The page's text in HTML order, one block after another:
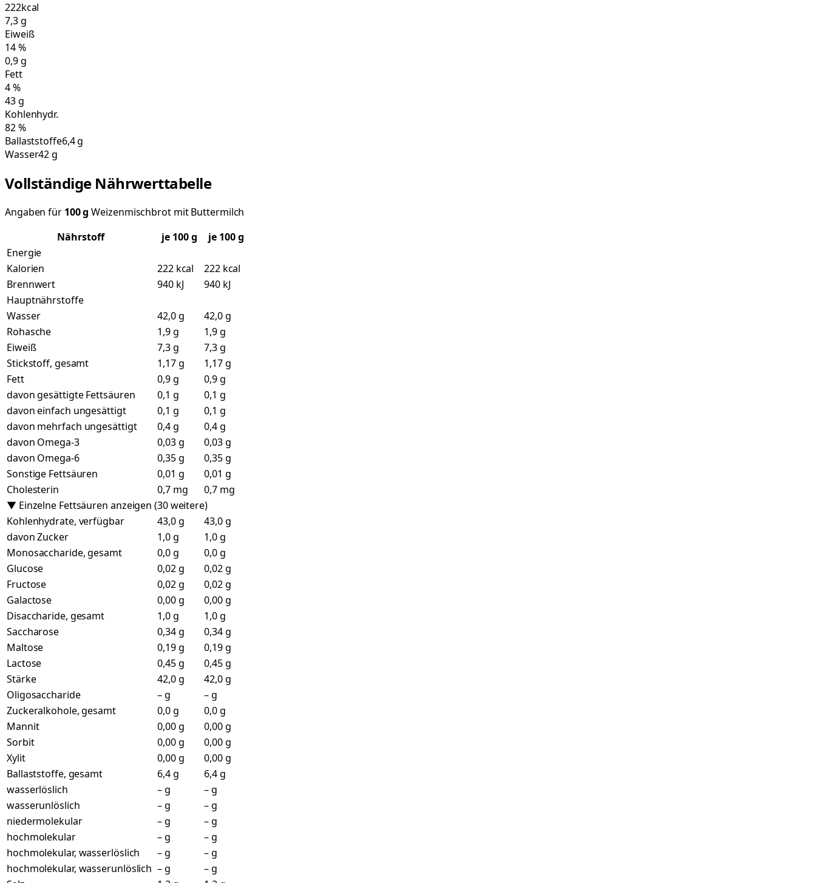
222kcal
7,3g
Eiweiß
14%
0,9g
Fett
4%
43g
Kohlenhydr.
82%
Ballaststoffe6,4 g
Wasser42 g
Vollständige Nährwerttabelle
Angaben für 100g Weizenmischbrot mit Buttermilch
Nährstoff
je 100g
je 100 g
Energie
Kalorien
222 kcal
222 kcal
Brennwert
940 kJ
940 kJ
Hauptnährstoffe
Wasser
42,0 g
42,0 g
Rohasche
1,9 g
1,9 g
Eiweiß
7,3 g
7,3 g
Stickstoff, gesamt
1,17 g
1,17 g
Fett
0,9 g
0,9 g
davon gesättigte Fettsäuren
0,1 g
0,1 g
davon einfach ungesättigt
0,1 g
0,1 g
davon mehrfach ungesättigt
0,4 g
0,4 g
davon Omega-3
0,03 g
0,03 g
davon Omega-6
0,35 g
0,35 g
Sonstige Fettsäuren
0,01 g
0,01 g
Cholesterin
0,7 mg
0,7 mg
▼ Einzelne Fettsäuren anzeigen (30 weitere)
Kohlenhydrate, verfügbar
43,0 g
43,0 g
davon Zucker
1,0 g
1,0 g
Monosaccharide, gesamt
0,0 g
0,0 g
Glucose
0,02 g
0,02 g
Fructose
0,02 g
0,02 g
Galactose
0,00 g
0,00 g
Disaccharide, gesamt
1,0 g
1,0 g
Saccharose
0,34 g
0,34 g
Maltose
0,19 g
0,19 g
Lactose
0,45 g
0,45 g
Stärke
42,0 g
42,0 g
Oligosaccharide
– g
– g
Zuckeralkohole, gesamt
0,0 g
0,0 g
Mannit
0,00 g
0,00 g
Sorbit
0,00 g
0,00 g
Xylit
0,00 g
0,00 g
Ballaststoffe, gesamt
6,4 g
6,4 g
wasserlöslich
– g
– g
wasserunlöslich
– g
– g
niedermolekular
– g
– g
hochmolekular
– g
– g
hochmolekular, wasserlöslich
– g
– g
hochmolekular, wasserunlöslich – g
– g